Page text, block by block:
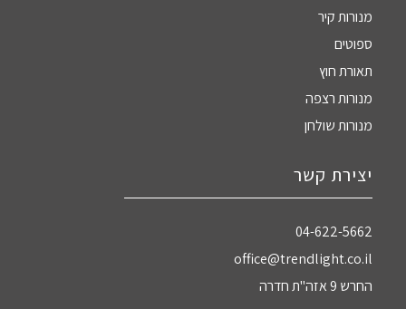
מנורות קיר
ספוטים
תאורת חוץ
מנורות רצפה
מנורות שולחן
יצירת קשר
04-622-5662‏
office@trendlight.co.il
החרש 9 אזה"ת חדרה